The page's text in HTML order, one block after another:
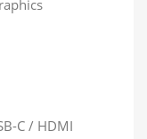
C / HDMI